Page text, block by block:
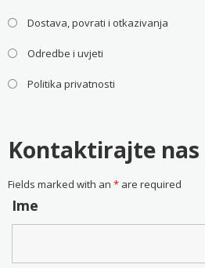
Dostava, povrati i otkazivanja
Odredbe i uvjeti
Politika privatnosti
Kontaktirajte nas
Fields marked with an *are required
Ime